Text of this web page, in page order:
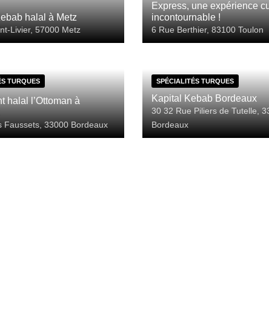
halal à Metz
Livier, 57000 Metz
Express, une expérience
incontournable !
6 Rue Berthier, 83100 Toulon
TURQUES
halal l’Ottoman à
Faussets, 33000 Bordeaux
SPÉCIALITÉS TURQUES
Kapital Kebab Bordeaux
30 32 Rue Piliers de Tutelle,
Bordeaux